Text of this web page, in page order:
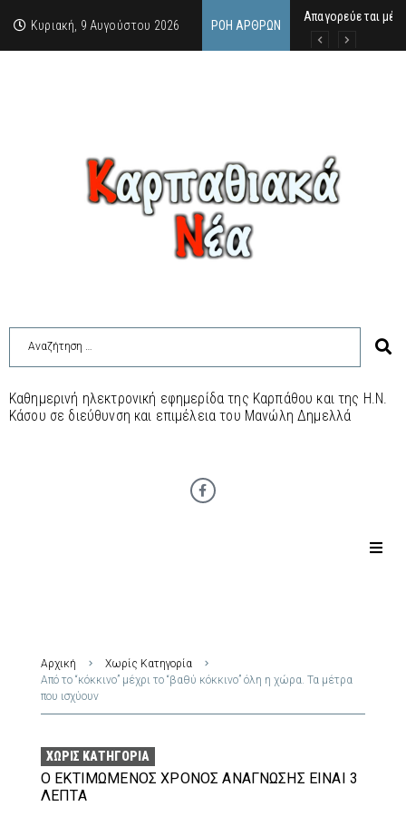
Κυριακή, 9 Αυγούστου 2026 ΡΟΉ ΆΡΘΡΩΝ
Απαγορεύεται
ΙΜΜΑΚΟΛΑΤΑ: 300
9 Αυγούστου 2026:
Καθημερινή ηλεκτρονική εφημερίδα της Καρπάθου και της Η.Ν.
Κάσου σε διεύθυνση και επιμέλεια του Μανώλη Δημελλά
Αρχική
Χωρίς Κατηγορία
Από το “κόκκινο” μέχρι το “βαθύ κόκκινο” όλη η χώρα. Τα μέτρα
που ισχύουν
ΧΩΡΊΣ ΚΑΤΗΓΟΡΊΑ
Ο ΕΚΤΙΜΏΜΕΝΟΣ ΧΡΌΝΟΣ ΑΝΆΓΝΩΣΗΣ ΕΊΝΑΙ 3
ΛΕΠΤΆ